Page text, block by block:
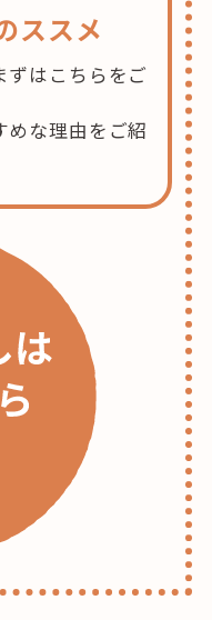
ススメ
ずはこちらをご
めな理由をご紹